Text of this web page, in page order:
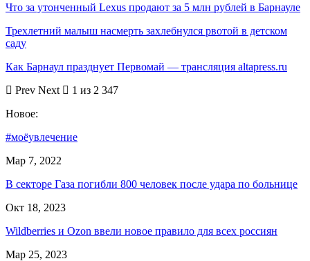
Что за утонченный Lexus продают за 5 млн рублей в Барнауле
Трехлетний малыш насмерть захлебнулся рвотой в детском
саду
Как Барнаул празднует Первомай — трансляция altapress.ru
Prev Next
1 из 2 347
Новое:
#моёувлечение
Мар 7, 2022
В секторе Газа погибли 800 человек после удара по больнице
Окт 18, 2023
Wildberries и Ozon ввели новое правило для всех россиян
Мар 25, 2023